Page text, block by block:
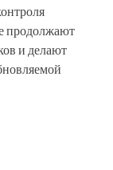
продолжают
и делают